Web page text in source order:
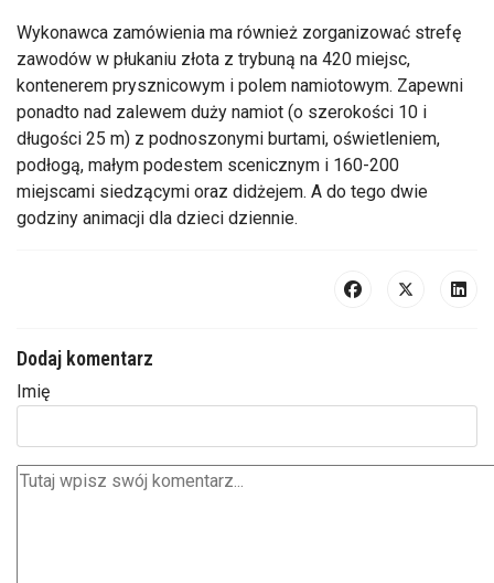
Wykonawca zamówienia ma również zorganizować strefę
zawodów w płukaniu złota z trybuną na 420 miejsc,
kontenerem prysznicowym i polem namiotowym. Zapewni
ponadto nad zalewem duży namiot (o szerokości 10 i
długości 25 m) z podnoszonymi burtami, oświetleniem,
podłogą, małym podestem scenicznym i 160-200
miejscami siedzącymi oraz didżejem. A do tego dwie
godziny animacji dla dzieci dziennie.
Dodaj komentarz
Imię